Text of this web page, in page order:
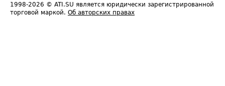
1998-2026 © ATI.SU является юридически зарегистрированной
торговой маркой. Об авторских правах